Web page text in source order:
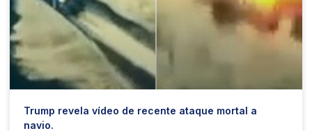
Trump revela vídeo de recente ataque mortal a
navio.